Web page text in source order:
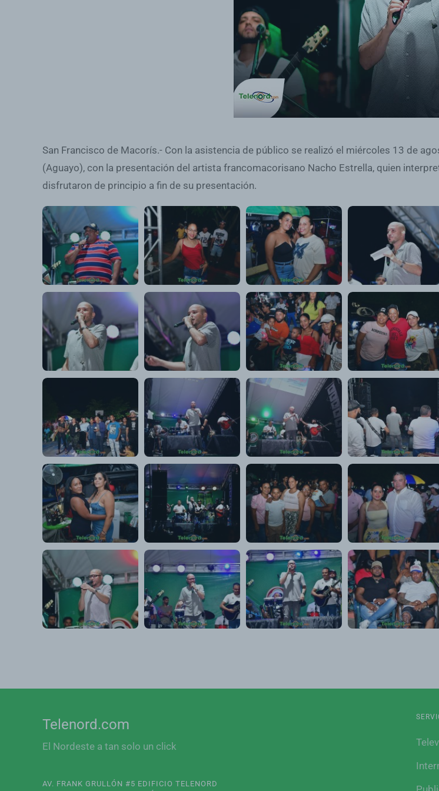
San Francisco de Macorís.- Con la asistencia de público se realizó el miércoles 13 de
(Aguayo), con la presentación del artista francomacorisano Nacho Estrella, quien
disfrutaron de principio a fin de su presentación.
Telenord.com
El Nordeste a tan solo un click
AV. FRANK GRULLÓN #5 EDIFICIO TELENORD